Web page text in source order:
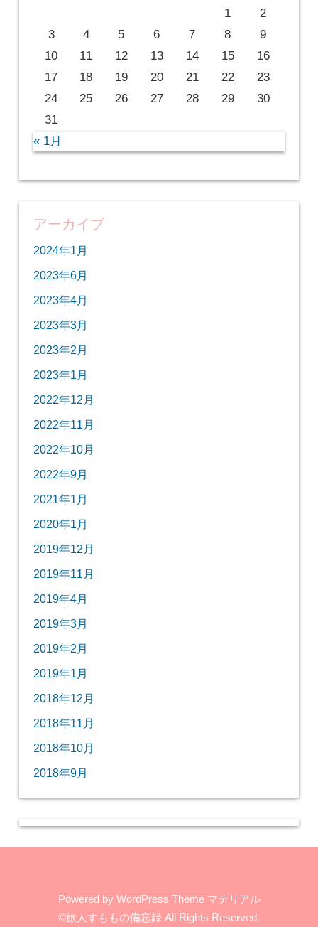
1
2
3
4 5 6 7 8
9
10
11 12 13 14 15
16
17
18 19 20 21 22
23
24
25 26 27 28 29
30
31
« 1月
アーカイブ
2024年1月
2023年6月
2023年4月
2023年3月
2023年2月
2023年1月
2022年12月
2022年11月
2022年10月
2022年9月
2021年1月
2020年1月
2019年12月
2019年11月
2019年4月
2019年3月
2019年2月
2019年1月
2018年12月
2018年11月
2018年10月
2018年9月
Powered by WordPress Theme マテリアル
©旅人すももの備忘録 All Rights Reserved.